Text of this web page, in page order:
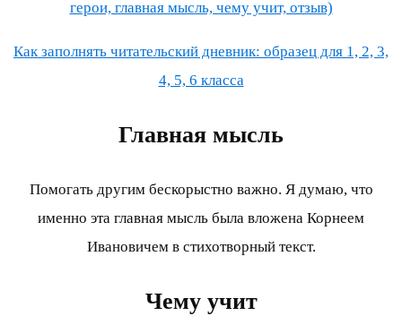
герои, главная мысль, чему учит, отзыв)
Как заполнять читательский дневник: образец для 1, 2, 3,
4, 5, 6 класса
Главная мысль
Помогать другим бескорыстно важно. Я думаю, что
именно эта главная мысль была вложена Корнеем
Ивановичем в стихотворный текст.
Чему учит